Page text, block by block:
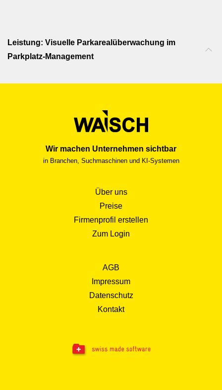
Leistung: Visuelle Parkarealüberwachung im
Parkplatz-Management
Wir machen Unternehmen sichtbar
in Branchen, Suchmaschinen und KI-Systemen
Über uns
Preise
Firmenprofil erstellen
Zum Login
AGB
Impressum
Datenschutz
Kontakt